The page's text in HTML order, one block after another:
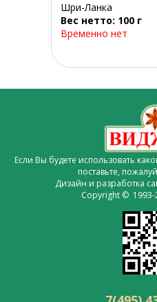
Шри-Ланка
Вес нетто: 100 г
Временно нет
Если Вы будете использовать
поставьте,
Дизайн и разработка
Copyright © 1993-